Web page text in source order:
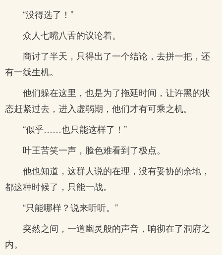
“没得选了！”
众人七嘴八舌的议论着。
商讨了半天，只得出了一个结论，去拼一把，还
有一线生机。
他们躲在这里，也是为了拖延时间，让许黑的状
态赶紧过去，进入虚弱期，他们才有可乘之机。
“似乎……也只能这样了！”
叶王苦笑一声，脸色难看到了极点。
他也知道，这群人说的在理，没有妥协的余地，
都这种时候了，只能一战。
“只能哪样？说来听听。”
突然之间，一道幽灵般的声音，响彻在了洞府之
内。